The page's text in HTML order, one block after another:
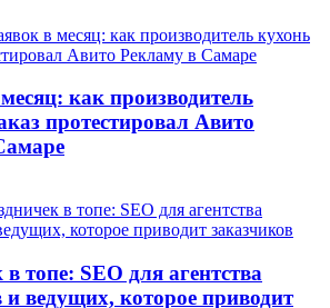
как производитель
протестировал Авито
топе: SEO для агентства
ведущих, которое приводит